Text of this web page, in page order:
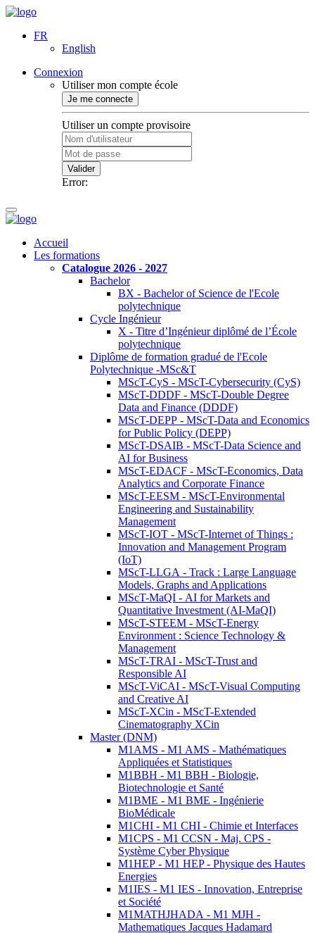
FR
English
Connexion
Utiliser mon compte école
Je me connecte
Utiliser un compte provisoire
Valider
Error:
Accueil
Les formations
Catalogue 2026 - 2027
Bachelor
BX - Bachelor of Science de l'Ecole
polytechnique
Cycle Ingénieur
X - Titre d’Ingénieur diplômé de l’École
polytechnique
Diplôme de formation gradué de l'Ecole
Polytechnique -MSc&T
MScT-CyS - MScT-Cybersecurity (CyS)
MScT-DDDF - MScT-Double Degree
Data and Finance (DDDF)
MScT-DEPP - MScT-Data and Economics
for Public Policy (DEPP)
MScT-DSAIB - MScT-Data Science and
AI for Business
MScT-EDACF - MScT-Economics, Data
Analytics and Corporate Finance
MScT-EESM - MScT-Environmental
Engineering and Sustainability
Management
MScT-IOT - MScT-Internet of Things :
Innovation and Management Program
(IoT)
MScT-LLGA - Track : Large Language
Models, Graphs and Applications
MScT-MaQI - AI for Markets and
Quantitative Investment (AI-MaQI)
MScT-STEEM - MScT-Energy
Environment : Science Technology &
Management
MScT-TRAI - MScT-Trust and
Responsible AI
MScT-ViCAI - MScT-Visual Computing
and Creative AI
MScT-XCin - MScT-Extended
Cinematography XCin
Master (DNM)
M1AMS - M1 AMS - Mathématiques
Appliquées et Statistiques
M1BBH - M1 BBH - Biologie,
Biotechnologie et Santé
M1BME - M1 BME - Ingénierie
BioMédicale
M1CHI - M1 CHI - Chimie et Interfaces
M1CPS - M1 CCSN - Maj. CPS -
Système Cyber Physique
M1HEP - M1 HEP - Physique des Hautes
Energies
M1IES - M1 IES - Innovation, Entreprise
et Société
M1MATHJHADA - M1 MJH -
Mathematiques Jacques Hadamard